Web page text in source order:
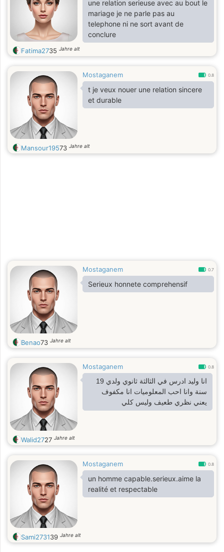
une relation serieuse avec au bout le
mariage je ne parle pas au
telephone ni ne sort avant de
conclure
Fatima2735 Jahre alt
Mostaganem 0.8
t je veux nouer une relation sincere
et durable
Mansour19573 Jahre alt
Mostaganem 0.7
Serieux honnete comprehensif
Benao73 Jahre alt
Mostaganem 0.8
انا وليد ادرس في الثالثة ثانوي ولدي 19
سنة وانا احب المعلوميات انا مكفوف
يعني نظري طعيف وليس كلي
Walid2727 Jahre alt
Mostaganem 0.8
un homme capable.serieux.aime la
realité et respectable
Sami273139 Jahre alt